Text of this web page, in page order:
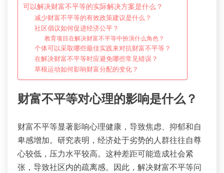
可以解决财富不平等的实际解决方案是什么？
减少财富不平等的有效政策建议是什么？
社区倡议如何促进经济公平？
教育项目在解决财富不平等中扮演什么角色？
个体可以采取哪些最佳实践来对抗财富不平等？
在解决财富不平等时应避免哪些常见错误？
草根运动如何影响财富分配的变化？
财富不平等对心理的影响是什么？
财富不平等显著影响心理健康，导致焦虑、抑郁和自
卑感增加。研究表明，经济处于劣势的人群往往自尊
心较低，压力水平较高。这种差距可能造成社会紧
张，导致社区内的疏离感。因此，解决财富不平等问